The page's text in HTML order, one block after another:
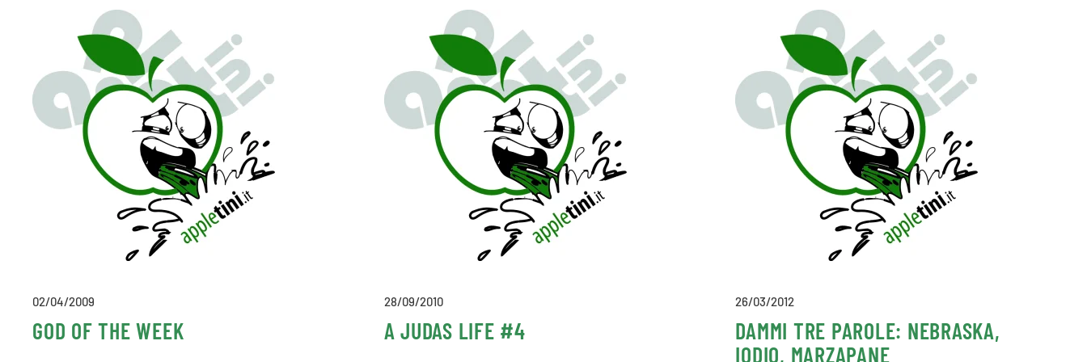
02/04/2009
GOD OF THE WEEK
28/09/2010
A JUDAS LIFE #4
26/03/2012
DAMMI TRE PAROLE: NEBRASKA,
IODIO, MARZAPANE